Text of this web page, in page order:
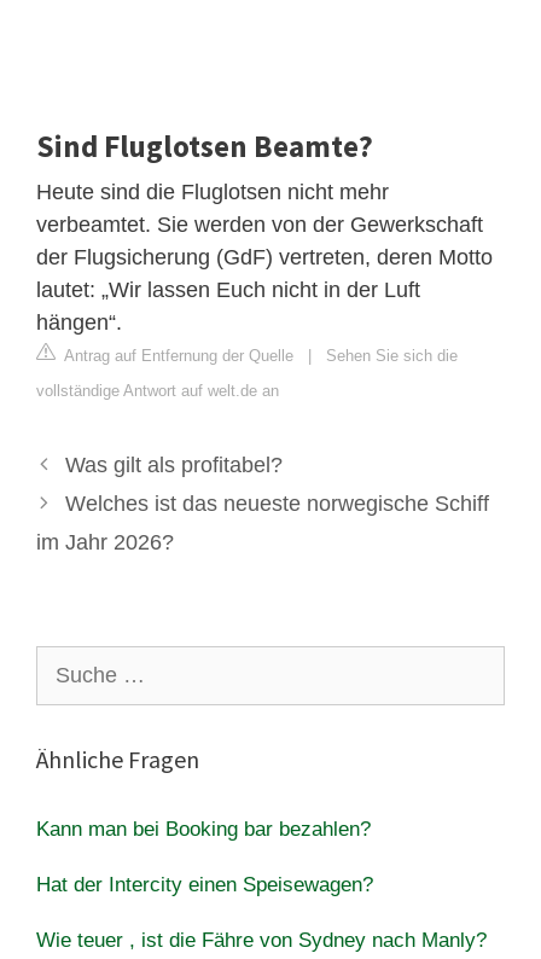
Sind Fluglotsen Beamte?
Heute sind die Fluglotsen nicht mehr
verbeamtet. Sie werden von der Gewerkschaft
der Flugsicherung (GdF) vertreten, deren Motto
lautet: „Wir lassen Euch nicht in der Luft
hängen“.
Antrag auf Entfernung der Quelle | Sehen Sie sich die
vollständige Antwort auf welt.de an
Was gilt als profitabel?
Welches ist das neueste norwegische Schiff
im Jahr 2026?
nach:
Ähnliche Fragen
Kann man bei Booking bar bezahlen?
Hat der Intercity einen Speisewagen?
Wie teuer , ist die Fähre von Sydney nach Manly?